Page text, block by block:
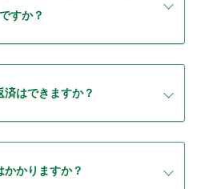
ですか？
済はできますか？
かかりますか？